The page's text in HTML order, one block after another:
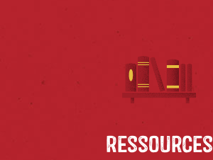
Ressources